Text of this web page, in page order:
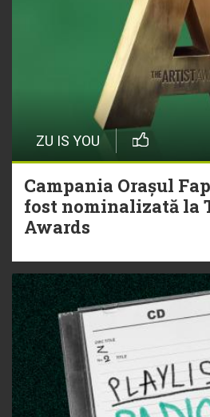
ZU IS YOU
Campania Orașul
fost nominalizată la
Awards